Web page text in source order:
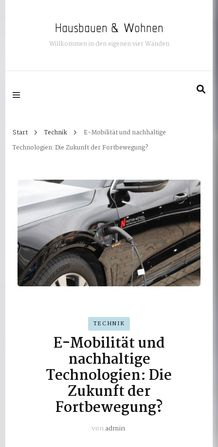
Hausbauen & Wohnen
Willkommen in den eigenen vier Wänden
Start Technik
E-Mobilität und nachhaltige
Technologien: Die Zukunft der Fortbewegung?
TECHNIK
E-Mobilität und
nachhaltige
Technologien: Die
Zukunft der
Fortbewegung?
vonadmin